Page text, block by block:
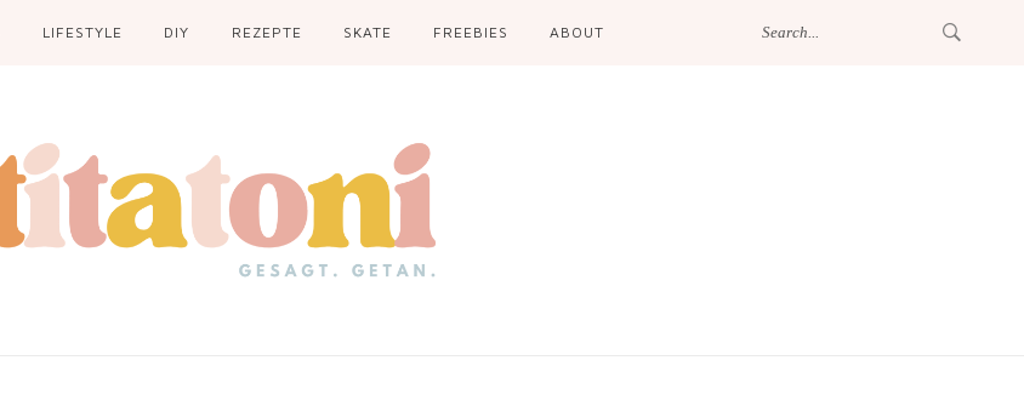
LIFESTYLE DIY REZEPTE SKATE FREEBIES ABOUT